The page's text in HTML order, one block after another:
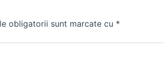
obligatorii sunt marcate cu *